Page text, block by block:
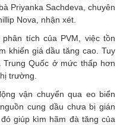
Priyanka Sachdeva, chuyên
Nova, nhận xét.
tích của PVM, việc tồn
khiến giá dầu tăng cao. Tuy
Quốc ở mức thấp hơn
trường.
vận chuyển qua eo biển
cung dầu chưa bị gián
giúp kìm hãm đà tăng của